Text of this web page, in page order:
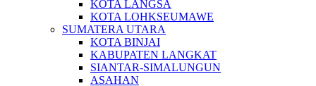
KOTA LANGSA
KOTA LOHKSEUMAWE
SUMATERA UTARA
KOTA BINJAI
KABUPATEN LANGKAT
SIANTAR-SIMALUNGUN
ASAHAN